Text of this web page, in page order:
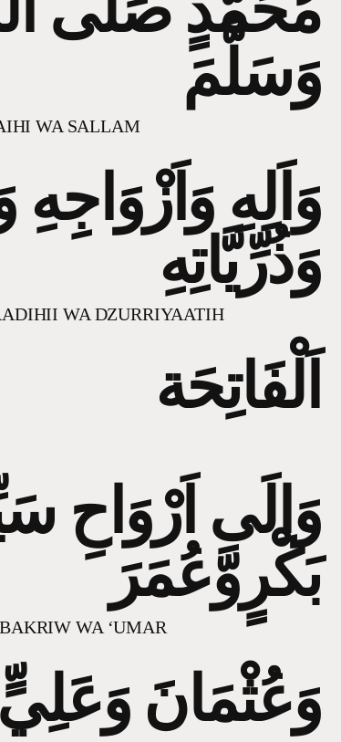
وَسَلَّمَ
WA SALLAM
وَاَلِهِ وَاَزْوَاجِهِ
وَذُرِّيَّاتِهِ
WA DZURRIYAATIH
اَلْفَاتِحَة
وَاِلَى اَرْوَاحِ
بَكْرٍوَّعُمَرَ
WA ‘UMAR
وَعُثْمَانَ وَعَلِيٍّ